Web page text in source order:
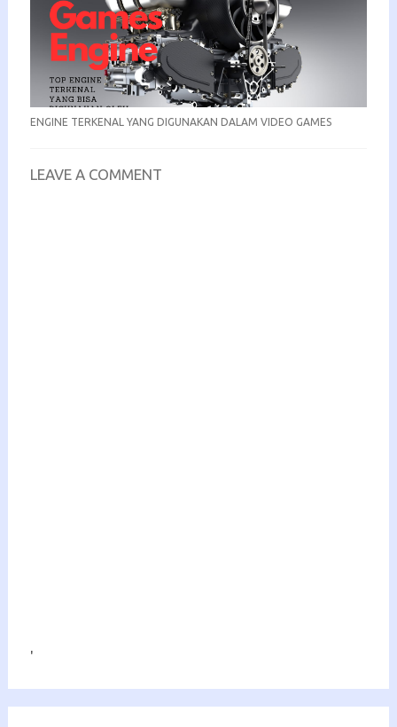
ENGINE TERKENAL YANG DIGUNAKAN DALAM VIDEO GAMES
LEAVE A COMMENT
'